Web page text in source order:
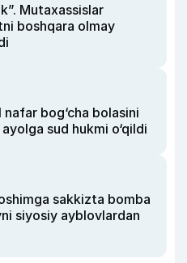
Mutaxassislar
boshqara olmay
nafar bog‘cha bolasini
sud hukmi o‘qildi
sakkizta bomba
siyosiy ayblovlardan